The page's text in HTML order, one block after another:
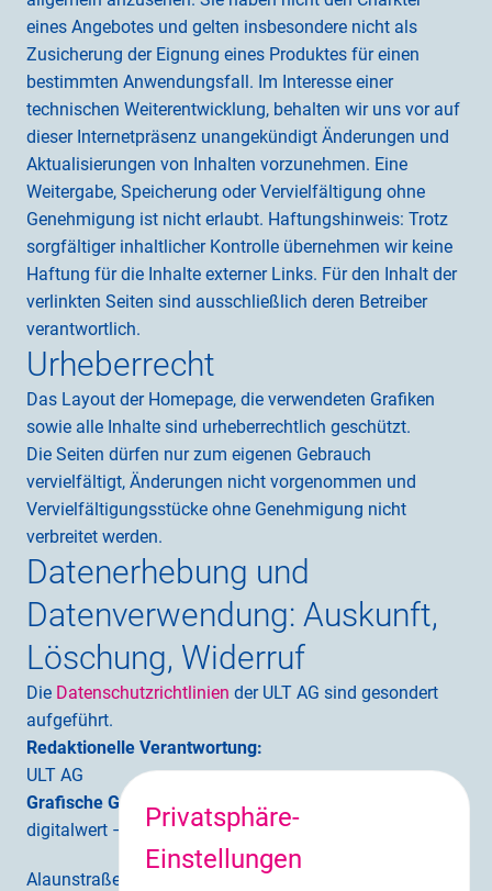
eines Angebotes und gelten insbesondere nicht als
Zusicherung der Eignung eines Produktes für einen
bestimmten Anwendungsfall. Im Interesse einer
technischen Weiterentwicklung, behalten wir uns vor auf
dieser Internetpräsenz unangekündigt Änderungen und
Aktualisierungen von Inhalten vorzunehmen. Eine
Weitergabe, Speicherung oder Vervielfältigung ohne
Genehmigung ist nicht erlaubt. Haftungshinweis: Trotz
sorgfältiger inhaltlicher Kontrolle übernehmen wir keine
Haftung für die Inhalte externer Links. Für den Inhalt der
verlinkten Seiten sind ausschließlich deren Betreiber
verantwortlich.
Urheberrecht
Das Layout der Homepage, die verwendeten Grafiken
sowie alle Inhalte sind urheberrechtlich geschützt.
Die Seiten dürfen nur zum eigenen Gebrauch
vervielfältigt, Änderungen nicht vorgenommen und
Vervielfältigungsstücke ohne Genehmigung nicht
verbreitet werden.
Datenerhebung und
Datenverwendung: Auskunft,
Löschung, Widerruf
Die Datenschutzrichtlinien der ULT AG sind gesondert
aufgeführt.
Redaktionelle Verantwortung:
ULT AG
Grafische Gestaltung und technische Umsetzung:
digitalwert – Agentur für digitale Wertschöpfung GmbH
Alaunstraße 9
Privatsphäre-
Einstellungen